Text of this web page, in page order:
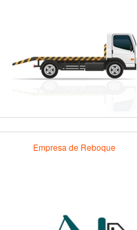
Empresa de Reboque